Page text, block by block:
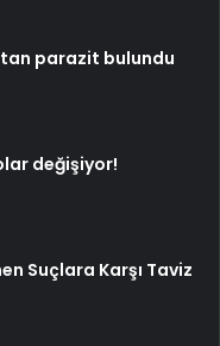
parazit bulundu
değişiyor!
Suçlara Karşı Taviz